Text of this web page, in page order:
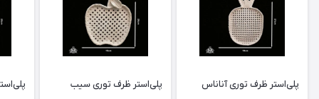
پلی‌استر ظرف توری آناناس پلی‌استر ظرف توری سیب